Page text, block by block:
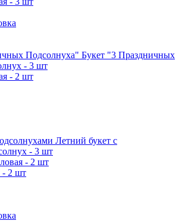
Букет "3 Праздничных
- 3 шт
- 2 шт
Летний букет с
- 3 шт
- 2 шт
- 2 шт